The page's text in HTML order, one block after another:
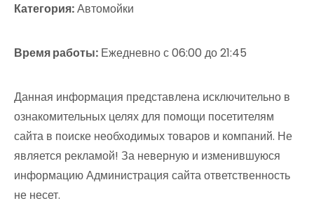
Категория:Автомойки
Время работы: Ежедневно с 06:00 до 21:45
Данная информация представлена исключительно в
ознакомительных целях для помощи посетителям
сайта в поиске необходимых товаров и компаний. Не
является рекламой! За неверную и изменившуюся
информацию Администрация сайта ответственность
не несет.